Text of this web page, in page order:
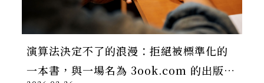
演算法決定不了的浪漫：拒絕被標準化的
一本書，與一場名為 3ook.com 的出版實